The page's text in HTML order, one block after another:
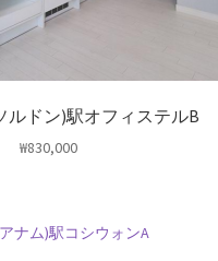
ルドン)駅オフィステルB
₩830,000